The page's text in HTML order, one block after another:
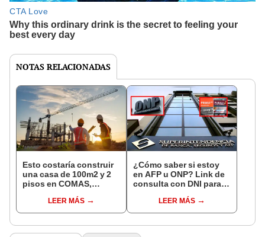
NOTAS RELACIONADAS
Esto costaría construir
una casa de 100m2 y 2
pisos en COMAS,
distritos de LIMA
NORTE
LEER MÁS
¿Cómo saber si estoy
en AFP u ONP? Link de
consulta con DNI para
pensiones estás
LEER MÁS